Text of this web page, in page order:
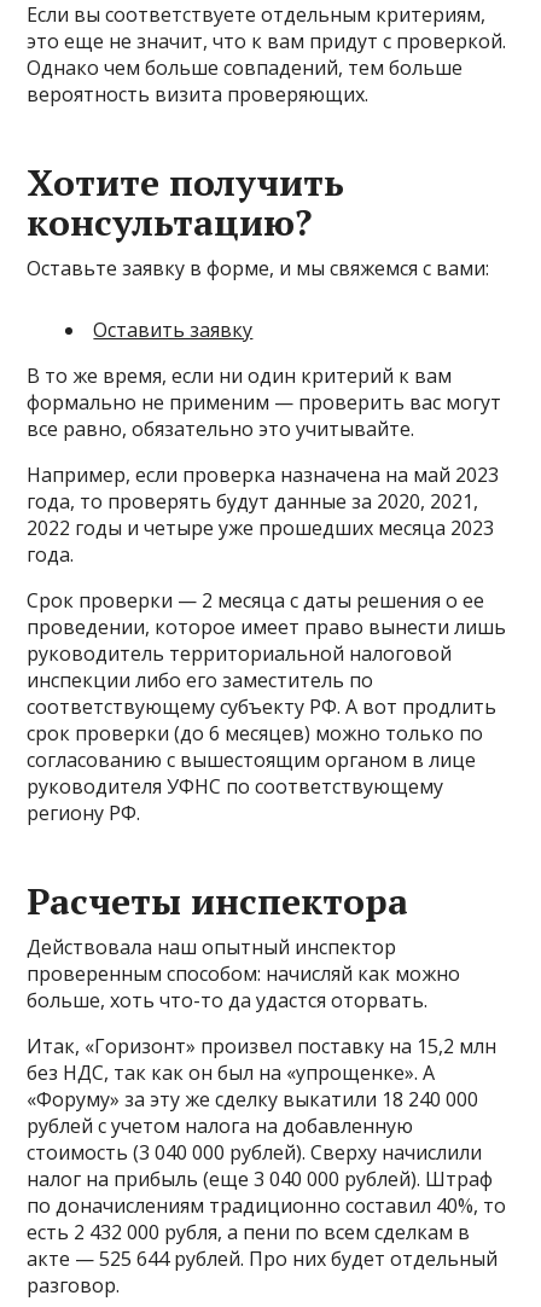
Если вы соответствуете отдельным критериям,
это еще не значит, что к вам придут с проверкой.
Однако чем больше совпадений, тем больше
вероятность визита проверяющих.
Хотите получить
консультацию?
Оставьте заявку в форме, и мы свяжемся с вами:
Оставить заявку
В то же время, если ни один критерий к вам
формально не применим — проверить вас могут
все равно, обязательно это учитывайте.
Например, если проверка назначена на май 2023
года, то проверять будут данные за 2020, 2021,
2022 годы и четыре уже прошедших месяца 2023
года.
Срок проверки — 2 месяца с даты решения о ее
проведении, которое имеет право вынести лишь
руководитель территориальной налоговой
инспекции либо его заместитель по
соответствующему субъекту РФ. А вот продлить
срок проверки (до 6 месяцев) можно только по
согласованию с вышестоящим органом в лице
руководителя УФНС по соответствующему
региону РФ.
Расчеты инспектора
Действовала наш опытный инспектор
проверенным способом: начисляй как можно
больше, хоть что-то да удастся оторвать.
Итак, «Горизонт» произвел поставку на 15,2 млн
без НДС, так как он был на «упрощенке». А
«Форуму» за эту же сделку выкатили 18 240 000
рублей с учетом налога на добавленную
стоимость (3 040 000 рублей). Сверху начислили
налог на прибыль (еще 3 040 000 рублей). Штраф
по доначислениям традиционно составил 40%, то
есть 2 432 000 рубля, а пени по всем сделкам в
акте — 525 644 рублей. Про них будет отдельный
разговор.